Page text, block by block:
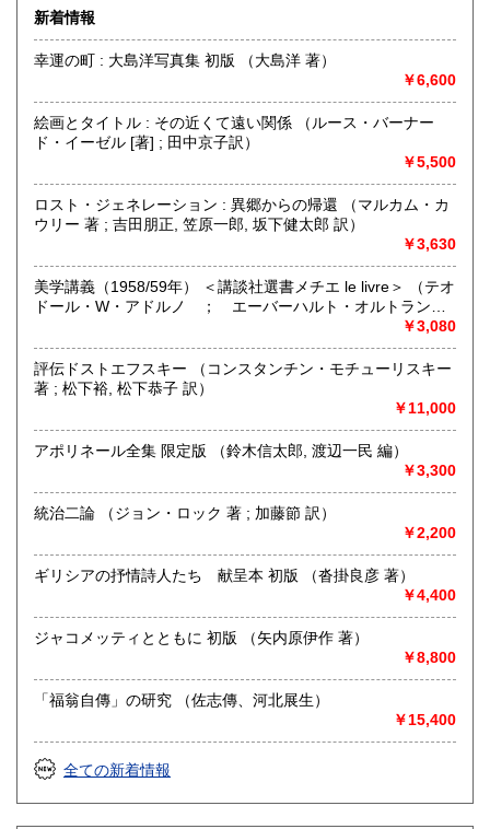
熊本県 180円 大分県 180円
180円
沖縄県 180円
高額商品のご購入を検討されている方で、現品をご確認され
たい場合は、
出来るだけ対応させて頂きますので、Eメール、電話にて遠
慮なくご相談ください。
沿線名：-
定休日：毎週木曜日・日曜日(夏季休業8/9〜13)
西洋の哲学思想、宗教、歴史、文学、美術、言語学の研究
書・全集類、日本の近代文学初版本・限定本・全集類を中心
に幅広く取り扱ってございます。
関東近県、地方ともにご都合に合わせてお伺いします。
多少に関わらず、遠慮なくご相談、お問い合わせください。
哲学宗教、歴史、社会科学、美術工芸、国語国文、外国文
新着情報
幸運の町 : 大島洋写真集 初版 （大島洋 著）
￥6,600
絵画とタイトル : その近くて遠い関係 （ルース・バーナー
ド・イーゼル [著] ; 田中京子訳）
￥5,500
ロスト・ジェネレーション : 異郷からの帰還 （マルカム・カ
ウリー 著 ; 吉田朋正, 笠原一郎, 坂下健太郎 訳）
￥3,630
美学講義（1958/59年） ＜講談社選書メチエ le livre＞ （テオ
ドール・W・アドルノ ； エーバーハルト・オルトラント
￥3,080
評伝ドストエフスキー （コンスタンチン・モチューリスキー
著 ; 松下裕, 松下恭子 訳）
￥11,000
アポリネール全集 限定版 （鈴木信太郎, 渡辺一民 編）
￥3,300
統治二論 （ジョン・ロック 著 ; 加藤節 訳）
￥2,200
ギリシアの抒情詩人たち 献呈本 初版 （沓掛良彦 著）
￥4,400
ジャコメッティとともに 初版 （矢内原伊作 著）
￥8,800
「福翁自傳」の研究 （佐志傳、河北展生）
￥15,400
全ての新着情報